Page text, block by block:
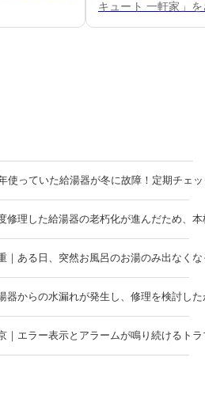
キュート 一軒家」
使っていた給湯器が冬に故障！定期チェ
修理した給湯器の老朽化が進んだため、
｜ある日、突然お風呂のお湯のみ出なく
器からの水漏れが発生し、修理を検討し
｜エラー表示とアラームが鳴り続けるト